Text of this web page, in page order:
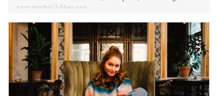
som gradvis lukker seg.